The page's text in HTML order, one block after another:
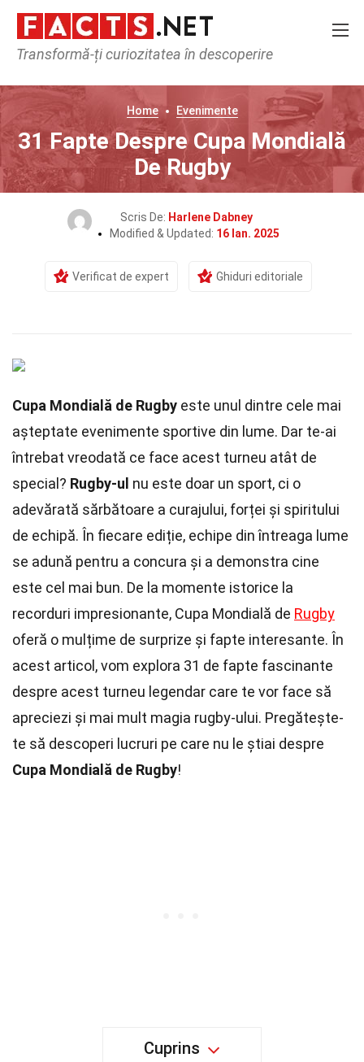
Transformă-ți curiozitatea în descoperire
Home Evenimente
31 Fapte Despre Cupa Mondială
De Rugby
Scris De: Harlene Dabney
Modified & Updated: 16 Ian. 2025
Verificat de expert Ghiduri editoriale
Cupa Mondială de Rugby este unul dintre cele mai
așteptate evenimente sportive din lume. Dar te-ai
întrebat vreodată ce face acest turneu atât de
special? Rugby-ul nu este doar un sport, ci o
adevărată sărbătoare a curajului, forței și spiritului
de echipă. În fiecare ediție, echipe din întreaga lume
se adună pentru a concura și a demonstra cine
este cel mai bun. De la momente istorice la
recorduri impresionante, Cupa Mondială de Rugby
oferă o mulțime de surprize și fapte interesante. În
acest articol, vom explora 31 de fapte fascinante
despre acest turneu legendar care te vor face să
apreciezi și mai mult magia rugby-ului. Pregătește-
te să descoperi lucruri pe care nu le știai despre
Cupa Mondială de Rugby!
Cuprins